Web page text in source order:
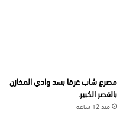
مصرع شاب غرقا بسد وادي المخازن
بالقصر الكبير.
منذ 12 ساعة